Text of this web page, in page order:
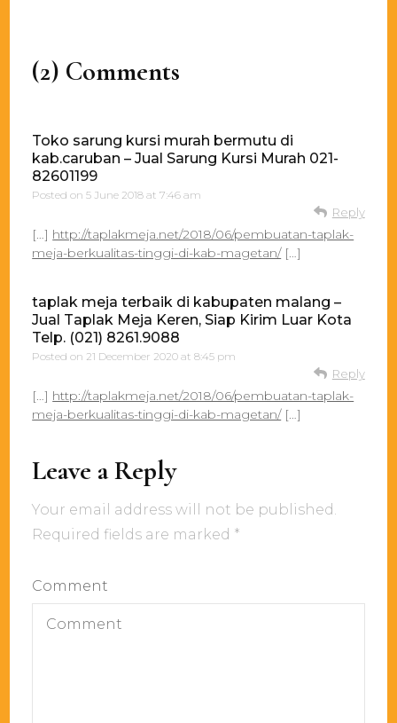
(2) Comments
Toko sarung kursi murah bermutu di
kab.caruban – Jual Sarung Kursi Murah 021-
82601199
Posted on5 June 2018 at 7:46 am
Reply
[…] http://taplakmeja.net/2018/06/pembuatan-taplak-
meja-berkualitas-tinggi-di-kab-magetan/[…]
taplak meja terbaik di kabupaten malang –
Jual Taplak Meja Keren, Siap Kirim Luar Kota
Telp. (021) 8261.9088
Posted on 21 December 2020 at 8:45 pm
Reply
[…] http://taplakmeja.net/2018/06/pembuatan-taplak-
meja-berkualitas-tinggi-di-kab-magetan/[…]
Leave a Reply
Your email address will not be published.
Required fields are marked *
Comment